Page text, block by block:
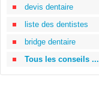
devis dentaire
liste des dentistes
bridge dentaire
Tous les conseils ...